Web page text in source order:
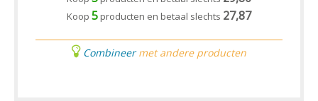
Koop 5 producten en betaal slechts 27,87
Combineermet andere producten